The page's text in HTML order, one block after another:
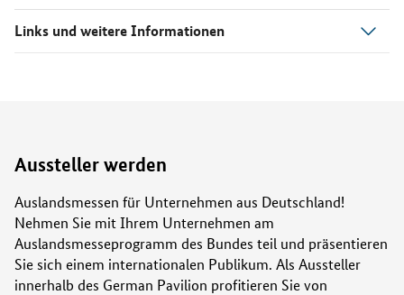
Links und weitere Informationen
Aussteller werden
Auslandsmessen für Unternehmen aus Deutschland!
Nehmen Sie mit Ihrem Unternehmen am
Auslandsmesseprogramm des Bundes teil und präsentieren
Sie sich einem internationalen Publikum. Als Aussteller
innerhalb des German Pavilion profitieren Sie von